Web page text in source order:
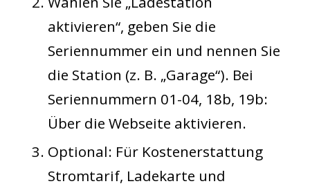
aktivieren“, geben Sie die
Seriennummer ein und nennen Sie
die Station (z. B. „Garage“). Bei
Seriennummern 01-04, 18b, 19b:
Über die Webseite aktivieren.
Optional: Für Kostenerstattung
Stromtarif, Ladekarte und